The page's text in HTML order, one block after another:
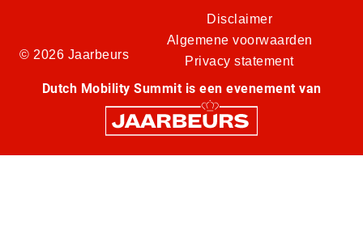
© 2026 Jaarbeurs
Disclaimer
Algemene voorwaarden
Privacy statement
Dutch Mobility Summit is een evenement van